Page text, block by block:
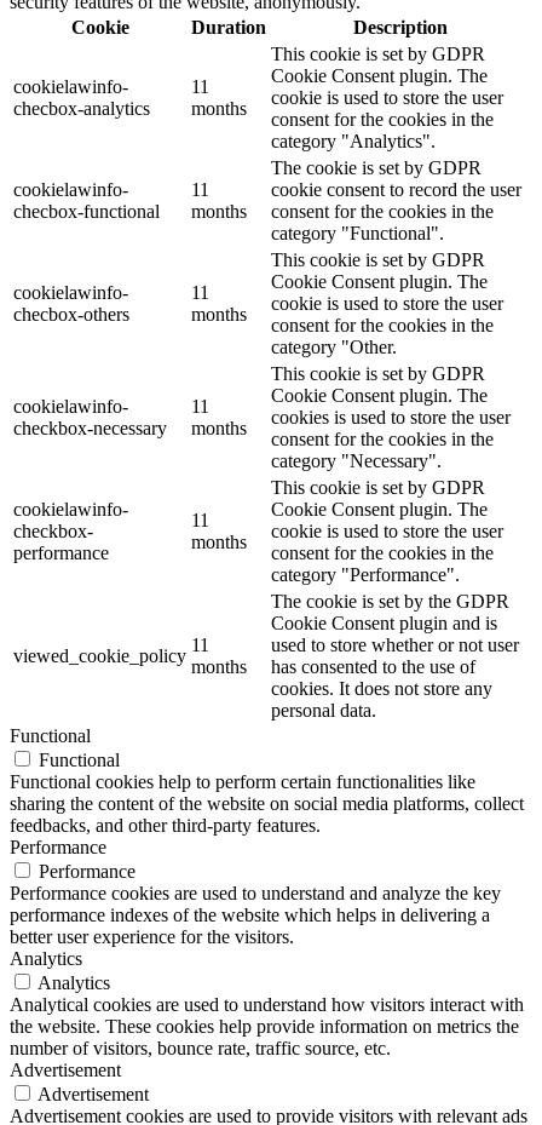
Cookie
Duration Description
cookielawinfo-
checbox-analytics
11
months
This cookie is set by GDPR
Cookie Consent plugin. The
cookie is used to store the user
consent for the cookies in the
category "Analytics".
cookielawinfo-
checbox-functional
11
months
The cookie is set by GDPR
cookie consent to record the user
consent for the cookies in the
category "Functional".
cookielawinfo-
checbox-others
11
months
This cookie is set by GDPR
Cookie Consent plugin. The
cookie is used to store the user
consent for the cookies in the
category "Other.
cookielawinfo-
checkbox-necessary
11
months
This cookie is set by GDPR
Cookie Consent plugin. The
cookies is used to store the user
consent for the cookies in the
category "Necessary".
cookielawinfo-
checkbox-
performance
11
months
This cookie is set by GDPR
Cookie Consent plugin. The
cookie is used to store the user
consent for the cookies in the
category "Performance".
viewed_cookie_policy
11
months
The cookie is set by the GDPR
Cookie Consent plugin and is
used to store whether or not user
has consented to the use of
cookies. It does not store any
personal data.
Functional
Functional
Functional cookies help to perform certain functionalities like
sharing the content of the website on social media platforms, collect
feedbacks, and other third-party features.
Performance
Performance
Performance cookies are used to understand and analyze the key
performance indexes of the website which helps in delivering a
better user experience for the visitors.
Analytics
Analytics
Analytical cookies are used to understand how visitors interact with
the website. These cookies help provide information on metrics the
number of visitors, bounce rate, traffic source, etc.
Advertisement
Advertisement
Advertisement cookies are used to provide visitors with relevant ads